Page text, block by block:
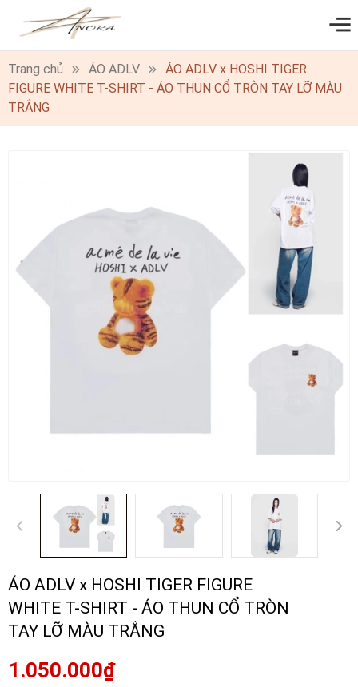
0
Trang chủ ÁO ADLV
ÁO ADLV x HOSHI TIGER
FIGURE WHITE T-SHIRT - ÁO THUN CỔ TRÒN TAY LỠ MÀU
TRẮNG
ÁO ADLV x HOSHI TIGER FIGURE
WHITE T-SHIRT - ÁO THUN CỔ TRÒN
TAY LỠ MÀU TRẮNG
1.050.000₫